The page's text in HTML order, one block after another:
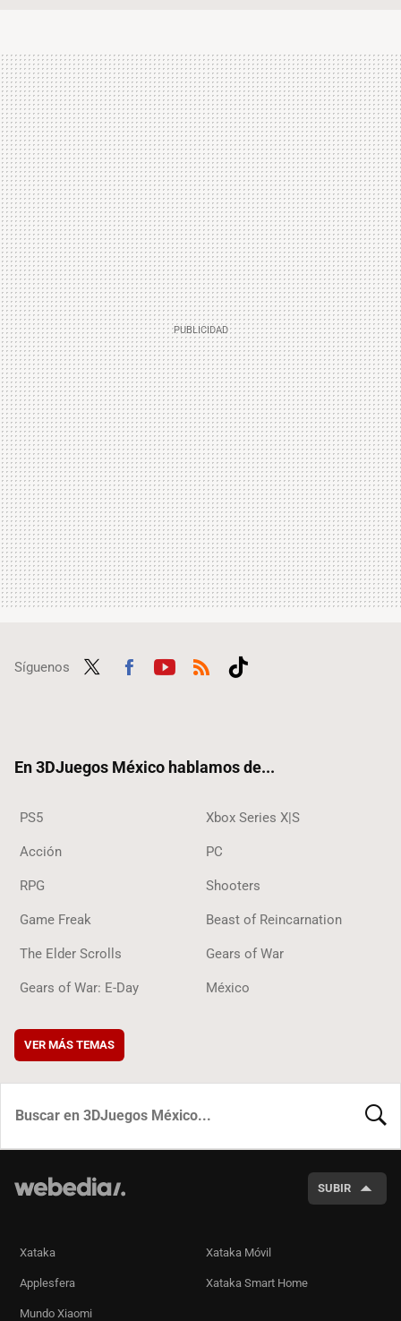
Síguenos
En 3DJuegos México hablamos de...
PS5 Xbox Series X|S
Acción PC
RPG Shooters
Game Freak Beast of Reincarnation
The Elder Scrolls Gears of War
Gears of War: E-Day México
VER MÁS TEMAS
SUBIR
Xataka Xataka Móvil
Applesfera Xataka Smart Home
Mundo Xiaomi